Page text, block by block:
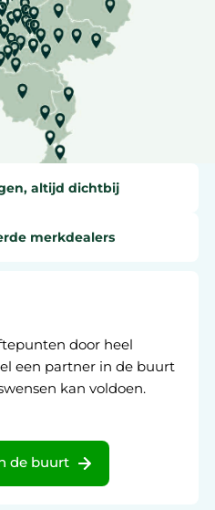
altijd dichtbij
merkdealers
door heel
een partner in de buurt
kan voldoen.
de buurt